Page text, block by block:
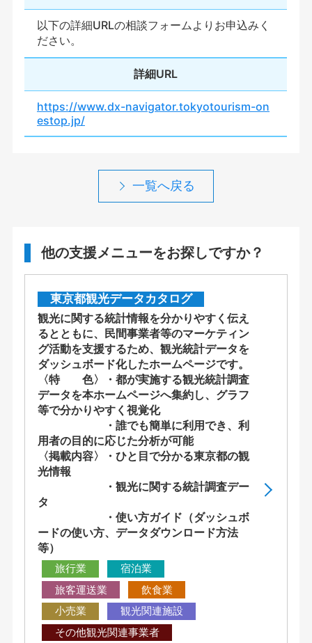
以下の詳細URLの相談フォームよりお申込みく
ださい。
詳細URL
https://www.dx-navigator.tokyotourism-on
estop.jp/
一覧へ戻る
他の支援メニューをお探しですか？
東京都観光データカタログ
観光に関する統計情報を分かりやすく伝え
るとともに、民間事業者等のマーケティン
グ活動を支援するため、観光統計データを
ダッシュボード化したホームページです。
〈特 色〉・都が実施する観光統計調査
データを本ホームページへ集約し、グラフ
等で分かりやすく視覚化
・誰でも簡単に利用でき、利
用者の目的に応じた分析が可能
〈掲載内容〉・ひと目で分かる東京都の観
光情報
・観光に関する統計調査デー
タ
・使い方ガイド（ダッシュボ
ードの使い方、データダウンロード方法
等）
旅行業
宿泊業
旅客運送業
飲食業
小売業
観光関連施設
その他観光関連事業者